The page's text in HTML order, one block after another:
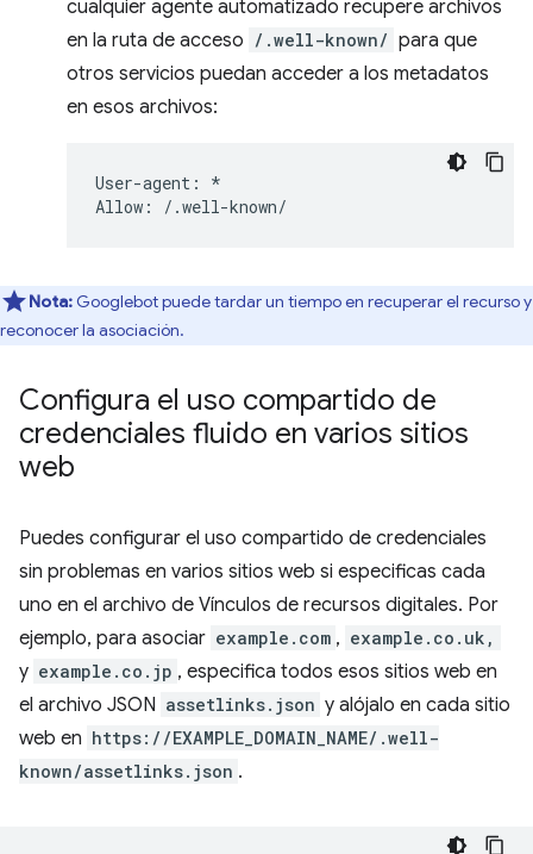
cualquier agente automatizado recupere archivos
en la ruta de acceso /.well-known/ para que
otros servicios puedan acceder a los metadatos
en esos archivos:
User-agent: *
Nota: Googlebot puede tardar un tiempo en recuperar el recurso y
reconocer la asociación.
Configura el uso compartido de
credenciales fluido en varios sitios
web
Puedes configurar el uso compartido de credenciales
sin problemas en varios sitios web si especificas cada
uno en el archivo de Vínculos de recursos digitales. Por
ejemplo, para asociar example.com , example.co.uk,
y example.co.jp , especifica todos esos sitios web en
el archivo JSON assetlinks.json y alójalo en cada sitio
web en https://EXAMPLE_DOMAIN_NAME/.well-
known/assetlinks.json .